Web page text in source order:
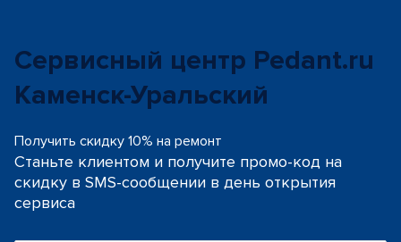
Сервисный центр Pedant.ru
Каменск-Уральский
Получить скидку 10% на ремонт
Станьте клиентом и получите промо-код на
скидку в SMS-сообщении в день открытия
сервиса